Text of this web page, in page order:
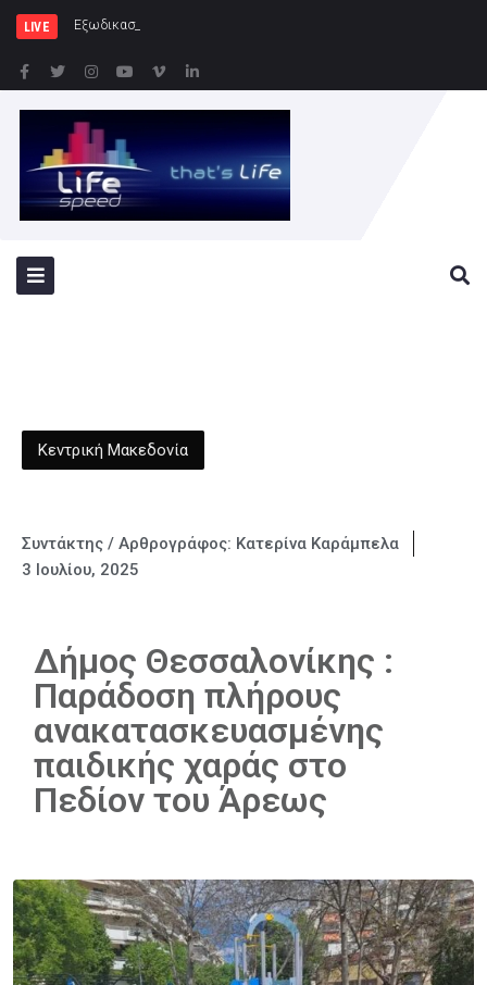
LIVE Εξωδικαστικός Μηχανισμός: Άνω τ
Κεντρική Μακεδονία
Συντάκτης / Αρθρογράφος: Κατερίνα Καράμπελα
3 Ιουλίου, 2025
Δήμος Θεσσαλονίκης :
Παράδοση πλήρους
ανακατασκευασμένης
παιδικής χαράς στο
Πεδίον του Άρεως